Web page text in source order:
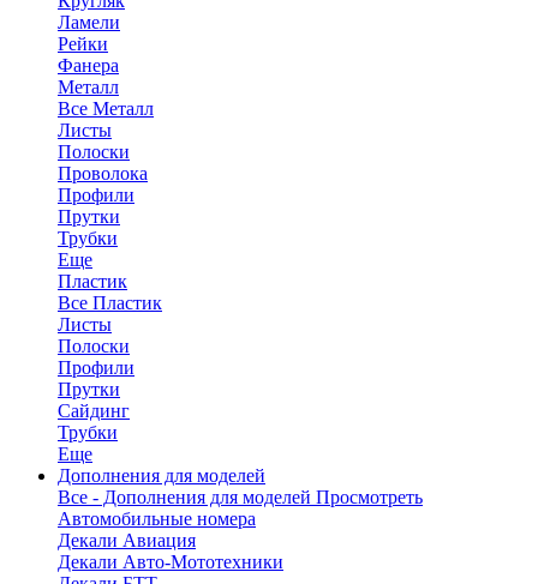
Ламели
Рейки
Фанера
Металл
Все Металл
Листы
Полоски
Проволока
Профили
Прутки
Трубки
Еще
Пластик
Все Пластик
Листы
Полоски
Профили
Прутки
Сайдинг
Трубки
Еще
Дополнения для моделей
Все - Дополнения для моделей Просмотреть
Автомобильные номера
Декали Авиация
Декали Авто-Мототехники